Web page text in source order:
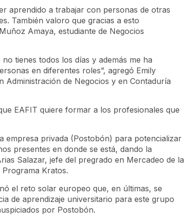
aprendido a trabajar con personas de otras
También valoro que gracias a esto
Amaya, estudiante de Negocios
tienes todos los días y además me ha
en diferentes roles”, agregó Emily
Administración de Negocios y en Contaduría
EAFIT quiere formar a los profesionales que
empresa privada (Postobón) para potencializar
presentes en donde se está, dando la
Salazar, jefe del pregrado en Mercadeo de la
Kratos.
el reto solar europeo que, en últimas, se
de aprendizaje universitario para este grupo
por Postobón.